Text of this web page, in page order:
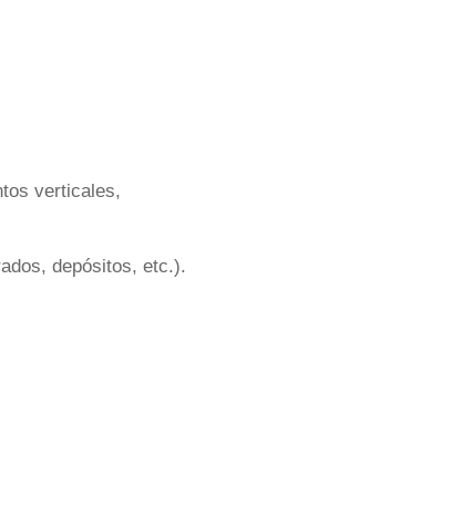
verticales,
depósitos, etc.).